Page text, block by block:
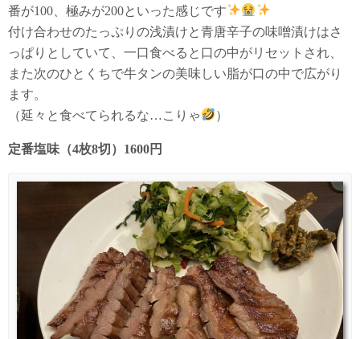
番が100、極みが200といった感じです
付け合わせのたっぷりの浅漬けと青唐辛子の味噌漬けはさ
っぱりとしていて、一口食べると口の中がリセットされ、
また次のひとくちで牛タンの美味しい脂が口の中で広がり
ます。
（延々と食べてられるな…こりゃ
）
定番塩味（4枚8切）1600円